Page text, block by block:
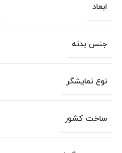
ابعاد
جنس بدنه
نوع نمایشگر
ساخت کشور